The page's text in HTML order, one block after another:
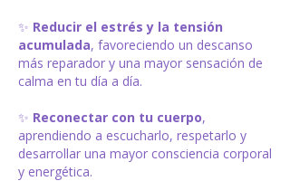
✨ Reducir el estrés y la tensión
acumulada, favoreciendo un descanso
más reparador y una mayor sensación de
calma en tu día a día.
​✨ Reconectar con tu cuerpo,
aprendiendo a escucharlo, respetarlo y
desarrollar una mayor consciencia corporal
y energética.